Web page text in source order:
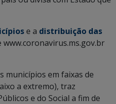
e a distribuição das
municípios em faixas de
a extremo), traz
e do Social a fim de